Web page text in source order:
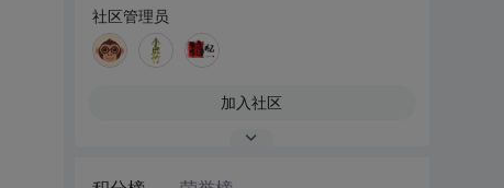
社区管理员
加入社区